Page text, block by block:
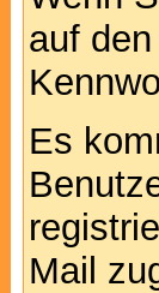
auf
Es
Mail